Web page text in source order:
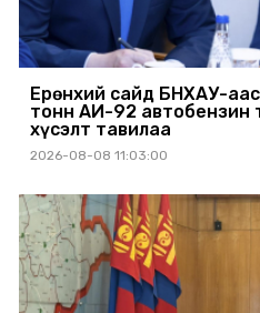
Ерөнхий сайд БНХАУ-аас
тонн АИ-92 автобензин
хүсэлт тавилаа
2026-08-08 11:03:00